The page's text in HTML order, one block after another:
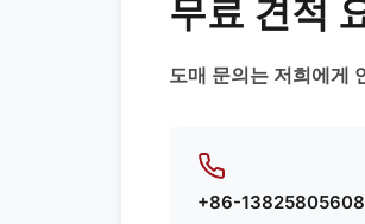
무료 견적
도매 문의는 저희에게
+86-13825805608